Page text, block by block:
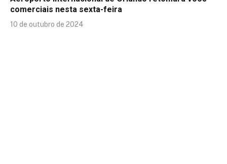
comerciais nesta sexta-feira
10 de outubro de 2024